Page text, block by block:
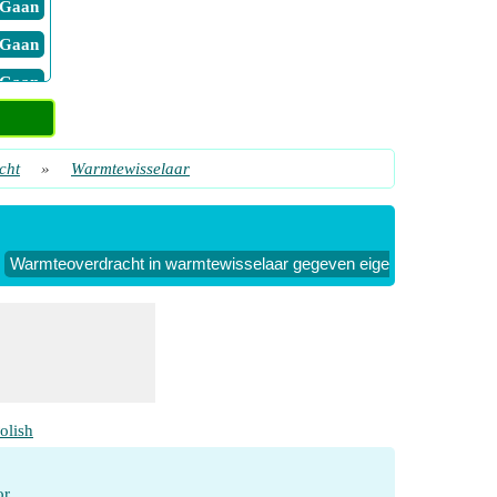
​ Gaan
​ Gaan
​ Gaan
​ Gaan
​ Gaan
​ Gaan
» Warmtewisselaar
Warmteoverdracht in warmtewisselaar gegeven eigenschappen